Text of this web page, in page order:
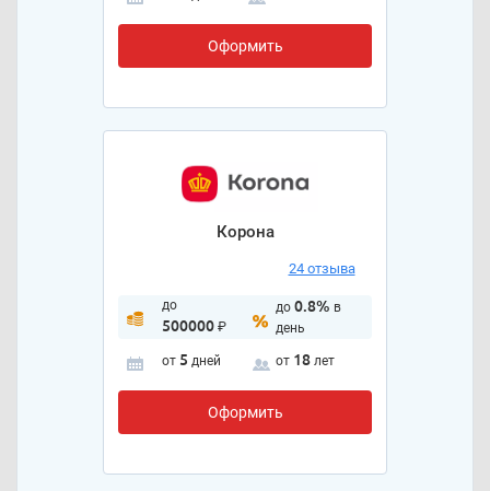
Оформить
Корона
24 отзыва
до
500000₽
до 0.8% в
день
от 5 дней от 18 лет
Оформить